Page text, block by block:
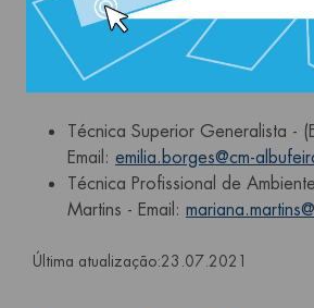
O Espaço Albufeira
constituido pelas
Técnica Superior Generalista -
Email: emilia.borges@cm-
Técnica Profissional de
Martins - Email:
Última atualização:23.07.2021